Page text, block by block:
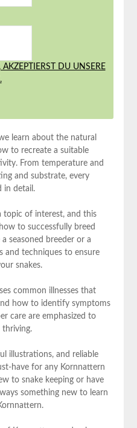
DU UNSERE
learn about the natural
to recreate a suitable
From temperature and
and substrate, every
in detail.
topic of interest, and this
to successfully breed
seasoned breeder or a
and techniques to ensure
snakes.
common illnesses that
how to identify symptoms
care are emphasized to
thriving.
illustrations, and reliable
have for any Kornnattern
to snake keeping or have
something new to learn